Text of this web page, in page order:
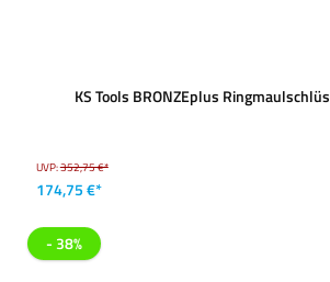
KS Tools BRONZEplus
UVP:352,75 €*
174,75 €*
- 38%